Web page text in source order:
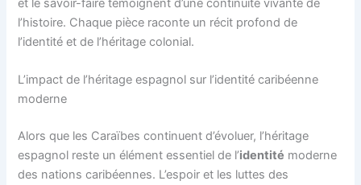
l’histoire. Chaque pièce raconte un récit profond de
l’identité et de l’héritage colonial.
L’impact de l’héritage espagnol sur l’identité caribéenne
moderne
Alors que les Caraïbes continuent d’évoluer, l’héritage
espagnol reste un élément essentiel de l’identité moderne
des nations caribéennes. L’espoir et les luttes des